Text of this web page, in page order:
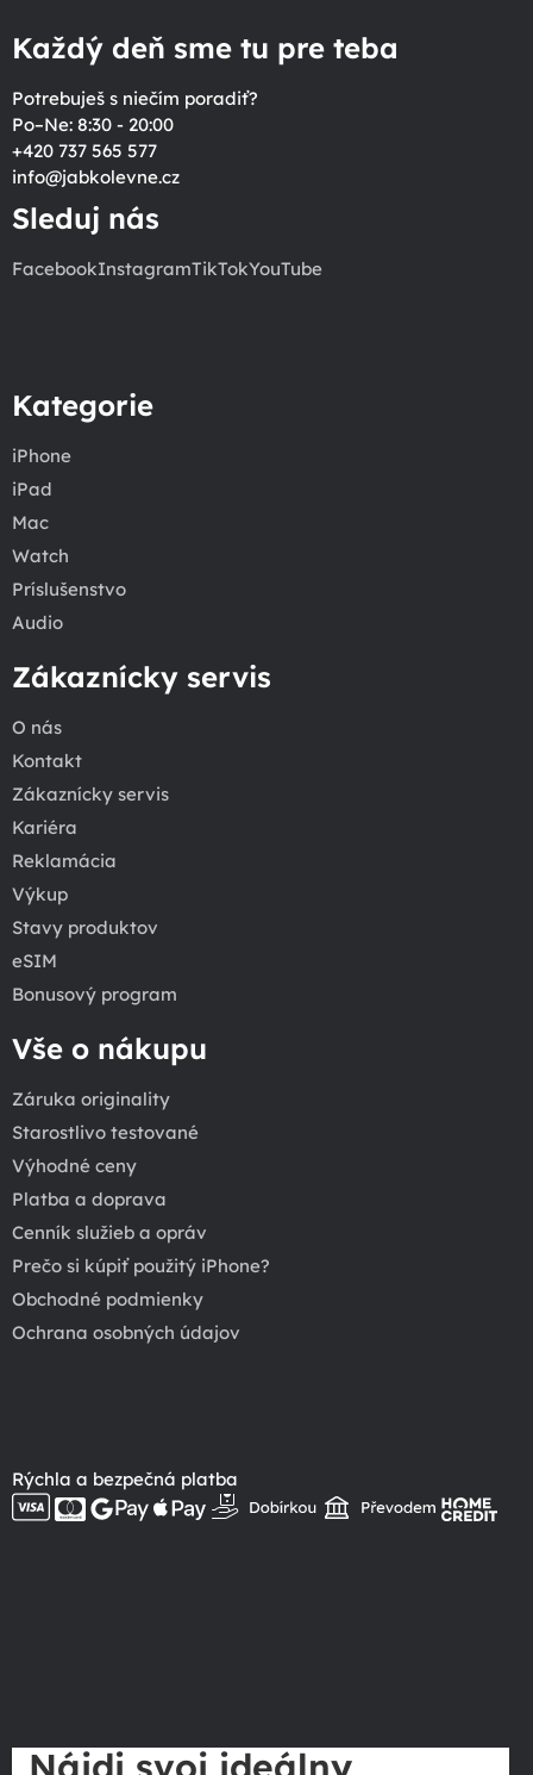
Každý deň sme tu pre teba
Potrebuješ s niečím poradiť?
Po–Ne: 8:30 - 20:00
+420 737 565 577
info@jabkolevne.cz
Sleduj nás
FacebookInstagramTikTokYouTube
Kategorie
iPhone
iPad
Mac
Watch
Príslušenstvo
Audio
Zákaznícky servis
O nás
Kontakt
Zákaznícky servis
Kariéra
Reklamácia
Výkup
Stavy produktov
eSIM
Bonusový program
Vše o nákupu
Záruka originality
Starostlivo testované
Výhodné ceny
Platba a doprava
Cenník služieb a opráv
Prečo si kúpiť použitý iPhone?
Obchodné podmienky
Ochrana osobných údajov
Rýchla a bezpečná platba